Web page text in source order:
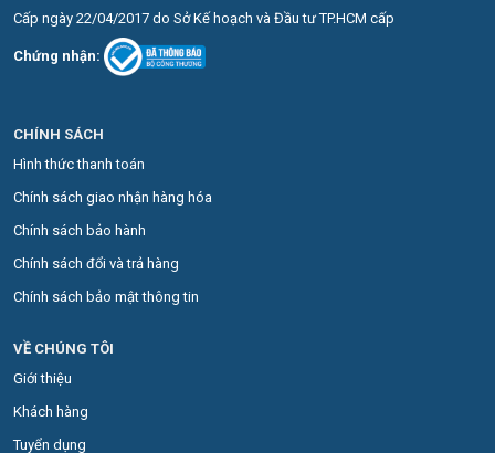
Cấp ngày 22/04/2017 do Sở Kế hoạch và Đầu tư TP.HCM cấp
Chứng nhận:
CHÍNH SÁCH
Hình thức thanh toán
Chính sách giao nhận hàng hóa
Chính sách bảo hành
Chính sách đổi và trả hàng
Chính sách bảo mật thông tin
VỀ CHÚNG TÔI
Giới thiệu
Khách hàng
Tuyển dụng